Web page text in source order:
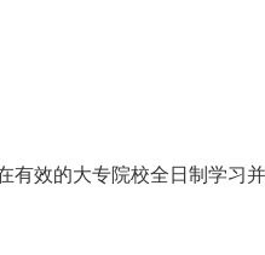
有效的大专院校全日制学习